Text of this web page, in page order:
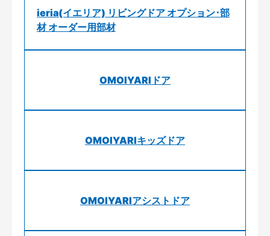
ieria(イエリア) リビングドア オプション･部
材 オーダー用部材
OMOIYARIドア
OMOIYARIキッズドア
OMOIYARIアシストドア